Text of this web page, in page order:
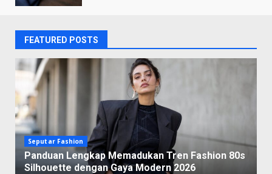
FEATURED POSTS
Seputar Fashion
Panduan Lengkap Memadukan Tren Fashion 80s
Silhouette dengan Gaya Modern 2026